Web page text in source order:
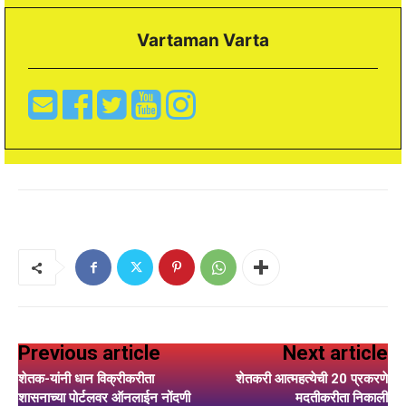
Vartaman Varta
Previous article
शेतक-यांनी धान विक्रीकरीता
शासनाच्या पोर्टलवर ऑनलाईन नोंदणी
Next article
शेतकरी आत्महत्येची 20 प्रकरणे
मदतीकरीता निकाली